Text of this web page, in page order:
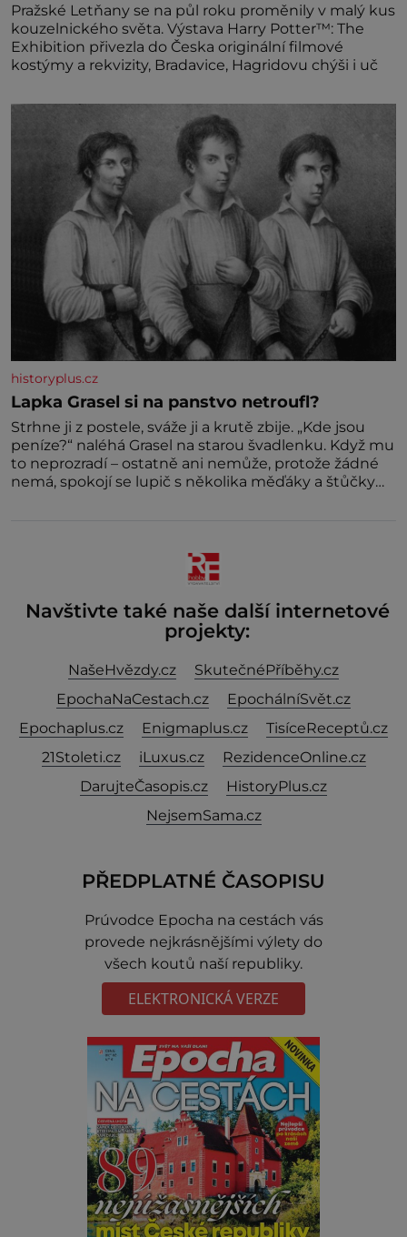
Pražské Letňany se na půl roku proměnily v malý kus
kouzelnického světa. Výstava Harry Potter™: The
Exhibition přivezla do Česka originální filmové
kostýmy a rekvizity, Bradavice, Hagridovu chýši i uč
historyplus.cz
Lapka Grasel si na panstvo netroufl?
Strhne ji z postele, sváže ji a krutě zbije. „Kde jsou
peníze?“ naléhá Grasel na starou švadlenku. Když mu
to neprozradí – ostatně ani nemůže, protože žádné
nemá, spokojí se lupič s několika měďáky a štůčky
Navštivte také naše další internetové
projekty:
NašeHvězdy.cz
SkutečnéPříběhy.cz
EpochaNaCestach.cz
EpochálníSvět.cz
Epochaplus.cz
Enigmaplus.cz
TisíceReceptů.cz
21Stoleti.cz
iLuxus.cz
RezidenceOnline.cz
DarujteČasopis.cz
HistoryPlus.cz
NejsemSama.cz
PŘEDPLATNÉ ČASOPISU
Prúvodce Epocha na cestách vás
provede nejkrásnějšími výlety do
všech koutů naší republiky.
ELEKTRONICKÁ VERZE